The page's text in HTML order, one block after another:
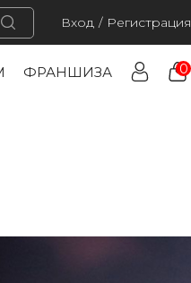
Вход / Регистрация
ФРАНШИЗА 0